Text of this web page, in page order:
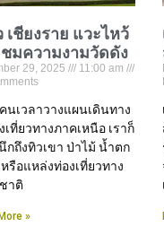
เชียงราย แวะไหว้
มความงามวัดดัง
29, 2025
11:00 am
นเวลาวางแผนเดินทาง
เที่ยวทางภาคเหนือ เราก็
กถึงทิวเขา ป่าไม้ น้ำตก
รือแหล่งท่องเที่ยวทาง
าติ
»